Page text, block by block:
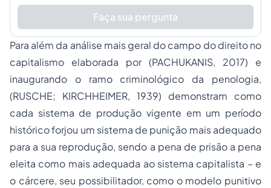
Faça sua pergunta
Para além da análise mais geral do campo do direito no
capitalismo elaborada por (PACHUKANIS, 2017) e
inaugurando o ramo criminológico da penologia,
(RUSCHE; KIRCHHEIMER, 1939) demonstram como
cada sistema de produção vigente em um período
histórico forjou um sistema de punição mais adequado
para a sua reprodução, sendo a pena de prisão a pena
eleita como mais adequada ao sistema capitalista – e
o cárcere, seu possibilitador, como o modelo punitivo